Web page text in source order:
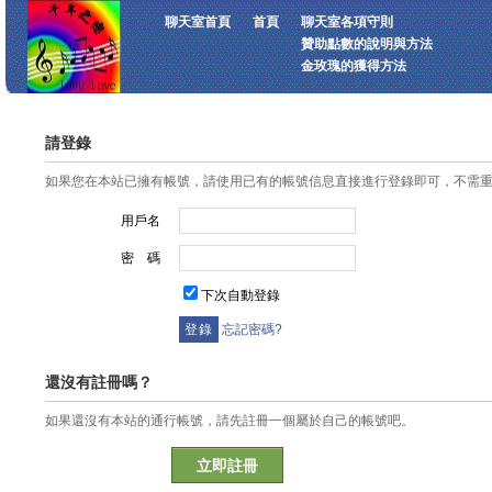
聊天室首頁 首頁
聊天室各項守則
贊助點數的說明與方法
金玫瑰的獲得方法
請登錄
如果您在本站已擁有帳號，請使用已有的帳號信息直接進行登錄即可，不需
用戶名
密 碼
下次自動登錄
忘記密碼?
還沒有註冊嗎？
如果還沒有本站的通行帳號，請先註冊一個屬於自己的帳號吧。
立即註冊